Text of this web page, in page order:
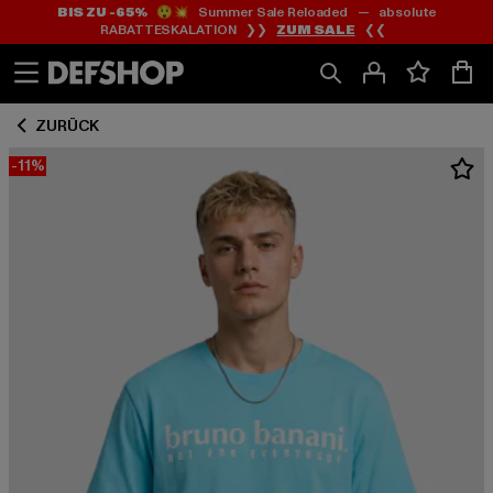
Zum
Inhalt
springen
Zum
Fußzeile
springen
BIS ZU -65%😲💥 Summer Sale Reloaded — absolute
RABATTESKALATION ❯❯ ZUM SALE ❮❮
ZURÜCK
-11%